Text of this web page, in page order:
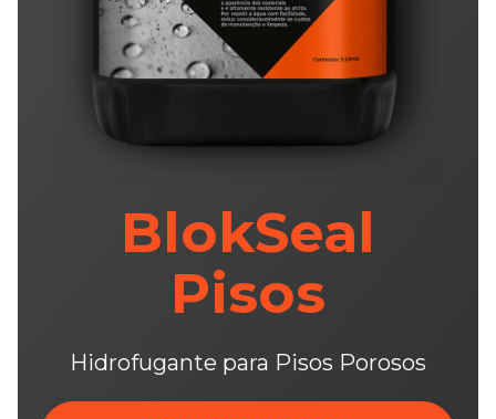
BlokSeal
Pisos
Hidrofugante para Pisos Porosos